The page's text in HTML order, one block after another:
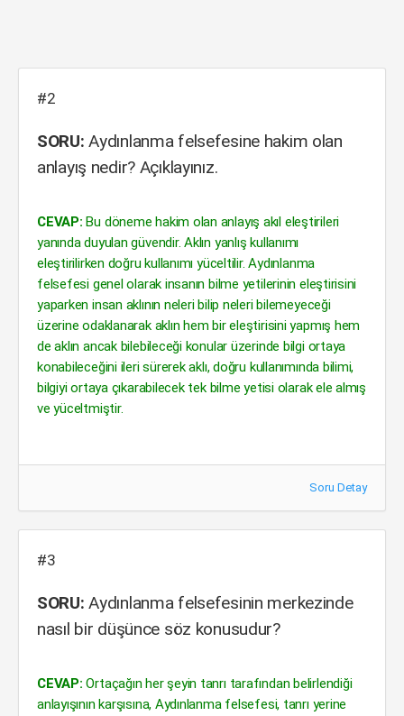
#2
SORU: Aydınlanma felsefesine hakim olan
anlayış nedir? Açıklayınız.
CEVAP: Bu döneme hakim olan anlayış akıl eleştirileri
yanında duyulan güvendir. Aklın yanlış kullanımı
eleştirilirken doğru kullanımı yüceltilir. Aydınlanma
felsefesi genel olarak insanın bilme yetilerinin eleştirisini
yaparken insan aklının neleri bilip neleri bilemeyeceği
üzerine odaklanarak aklın hem bir eleştirisini yapmış hem
de aklın ancak bilebileceği konular üzerinde bilgi ortaya
konabileceğini ileri sürerek aklı, doğru kullanımında bilimi,
bilgiyi ortaya çıkarabilecek tek bilme yetisi olarak ele almış
ve yüceltmiştir.
Soru Detay
#3
SORU: Aydınlanma felsefesinin merkezinde
nasıl bir düşünce söz konusudur?
CEVAP: Ortaçağın her şeyin tanrı tarafından belirlendiği
anlayışının karşısına, Aydınlanma felsefesi, tanrı yerine